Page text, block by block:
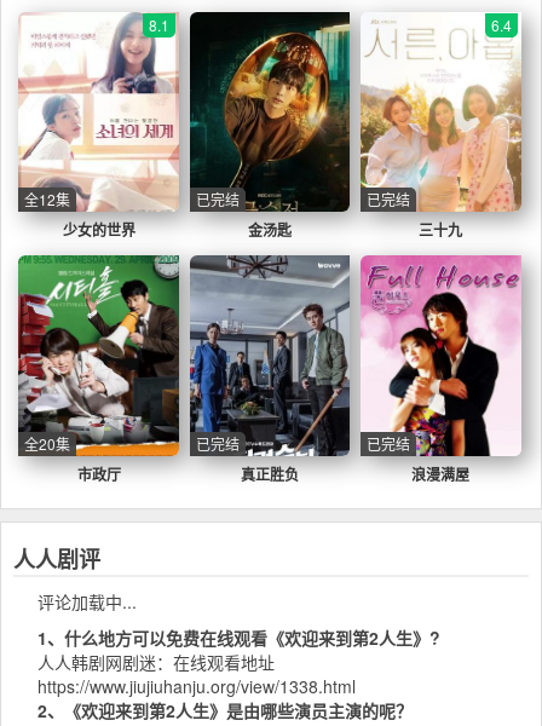
少女的世界
8.1
全12集
金汤匙
已完结
三十九
6.4
已完结
市政厅
全20集
真正胜负
已完结
浪漫满屋
已完结
人人剧评
评论加载中...
1、什么地方可以免费在线观看《欢迎来到第2人生》?
人人韩剧网剧迷：在线观看地址
https://www.jiujiuhanju.org/view/1338.html
2、《欢迎来到第2人生》是由哪些演员主演的呢？